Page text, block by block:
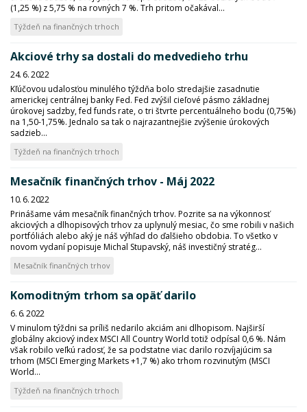
(1,25 %) z 5,75 % na rovných 7 %. Trh pritom očakával...
Týždeň na finančných trhoch
Akciové trhy sa dostali do medvedieho trhu
24. 6. 2022
Kľúčovou udalosťou minulého týždňa bolo stredajšie zasadnutie
americkej centrálnej banky Fed. Fed zvýšil cieľové pásmo základnej
úrokovej sadzby, fed funds rate, o tri štvrte percentuálneho bodu (0,75%)
na 1,50-1,75%. Jednalo sa tak o najrazantnejšie zvýšenie úrokových
sadzieb...
Týždeň na finančných trhoch
Mesačník finančných trhov - Máj 2022
10. 6. 2022
Prinášame vám mesačník finančných trhov. Pozrite sa na výkonnosť
akciových a dlhopisových trhov za uplynulý mesiac, čo sme robili v našich
portfóliách alebo aký je náš výhľad do ďalšieho obdobia. To všetko v
novom vydaní popisuje Michal Stupavský, náš investičný stratég...
Mesačník finančných trhov
Komoditným trhom sa opäť darilo
6. 6. 2022
V minulom týždni sa príliš nedarilo akciám ani dlhopisom. Najširší
globálny akciový index MSCI All Country World totiž odpísal 0,6 %. Nám
však robilo veľkú radosť, že sa podstatne viac darilo rozvíjajúcim sa
trhom (MSCI Emerging Markets +1,7 %) ako trhom rozvinutým (MSCI
World...
Týždeň na finančných trhoch